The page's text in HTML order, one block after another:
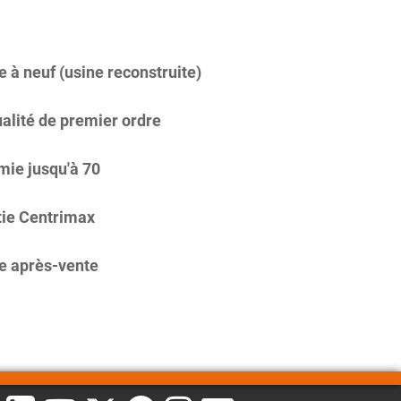
à neuf (usine reconstruite)
de premier ordre
jusqu'à 70
Centrimax
après-vente